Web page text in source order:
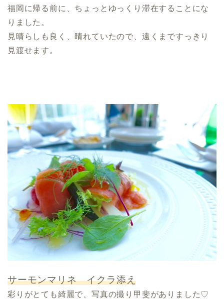
福岡に帰る前に、ちょっとゆっくり滞在することにな
りました。
見晴らしも良く、晴れていたので、遠くまですっきり
見渡せます。
サーモンマリネ イクラ添え
彩りがとても綺麗で、写真の撮り甲斐がありました♡